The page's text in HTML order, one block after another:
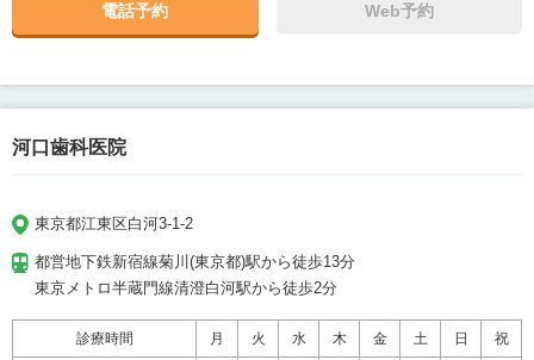
電話予約 Web予約
河口歯科医院
東京都江東区白河3-1-2
都営地下鉄新宿線菊川(東京都)駅から徒歩13分
東京メトロ半蔵門線清澄白河駅から徒歩2分
診療時間 月 火 水 木 金 土 日 祝